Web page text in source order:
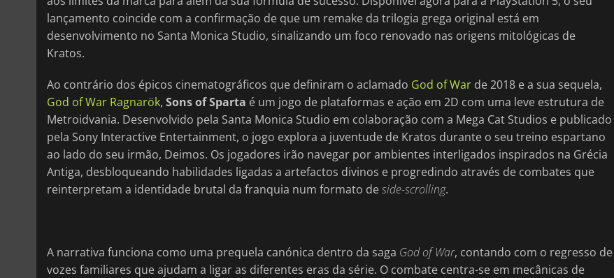
lançamento coincide com a confirmação de que um remake da trilogia grega original está em
desenvolvimento no Santa Monica Studio, sinalizando um foco renovado nas origens mitológicas de
Kratos.
Ao contrário dos épicos cinematográficos que definiram o aclamado God of War de 2018 e a sua sequela,
God of War Ragnarök, Sons of Sparta é um jogo de plataformas e ação em 2D com uma leve estrutura de
Metroidvania. Desenvolvido pela Santa Monica Studio em colaboração com a Mega Cat Studios e publicado
pela Sony Interactive Entertainment, o jogo explora a juventude de Kratos durante o seu treino espartano
ao lado do seu irmão, Deimos. Os jogadores irão navegar por ambientes interligados inspirados na Grécia
Antiga, desbloqueando habilidades ligadas a artefactos divinos e progredindo através de combates que
reinterpretam a identidade brutal da franquia num formato deside-scrolling.
A narrativa funciona como uma prequela canónica dentro da saga God of War, contando com o regresso de
vozes familiares que ajudam a ligar as diferentes eras da série. O combate centra-se em mecânicas de